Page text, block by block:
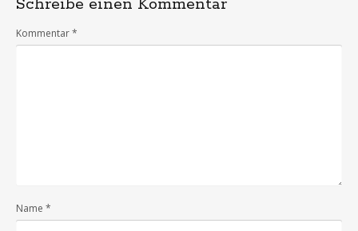
Schreibe einen Kommentar
Kommentar*
Name *